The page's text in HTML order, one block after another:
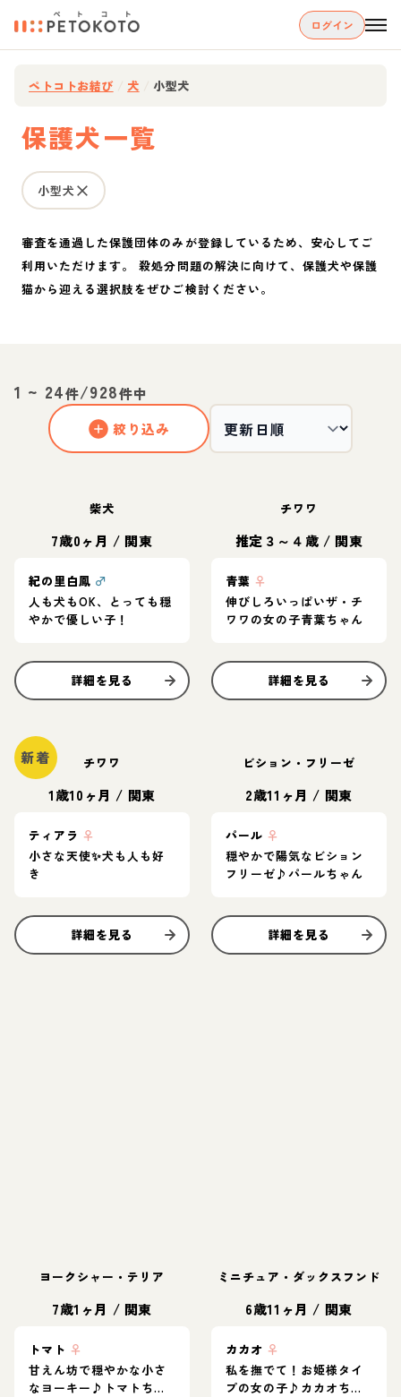
ログイン
ペトコトお結び 犬 小型犬
保護犬一覧
小型犬
審査を通過した保護団体のみが登録しているため、安心してご
利用いただけます。 殺処分問題の解決に向けて、保護犬や保護
猫から迎える選択肢をぜひご検討ください。
1 ~ 24件/928件中
絞り込み
柴犬
7歳0ヶ月 / 関東
紀の里白鳳 ♂
人も犬もOK、とっても穏
やかで優しい子！
詳細を見る
チワワ
推定３～４歳 / 関東
青葉 ♀
伸びしろいっぱいザ・チ
ワワの女の子青葉ちゃん
詳細を見る
新着 チワワ
1歳10ヶ月 / 関東
ティアラ ♀
小さな天使✨️犬も人も好
き
詳細を見る
ビション・フリーゼ
2歳11ヶ月 / 関東
パール ♀
穏やかで陽気なビション
フリーゼ♪パールちゃん
詳細を見る
ヨークシャー・テリア
7歳1ヶ月 / 関東
トマト ♀
甘えん坊で穏やかな小さ
なヨーキー♪トマトちゃ
ミニチュア・ダックスフンド
6歳11ヶ月 / 関東
カカオ ♀
私を撫でて！お姫様タイ
プの女の子♪カカオちゃ